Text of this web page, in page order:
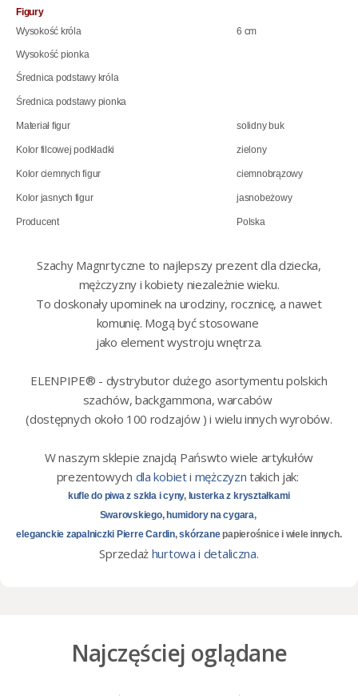
Figury
Wysokość króla
6 cm
Wysokość pionka
Średnica podstawy króla
Średnica podstawy pionka
Materiał figur solidny buk
Kolor filcowej podkładki zielony
Kolor ciemnych figur ciemnobrązowy
Kolor jasnych figur jasnobeżowy
Producent Polska
Szachy Magnrtyczne to najlepszy prezent dla dziecka,
mężczyzny i kobiety niezależnie wieku.
To doskonały upominek na urodziny, rocznicę, a nawet
komunię. Mogą być stosowane
jako element wystroju wnętrza.
ELENPIPE® - dystrybutor dużego asortymentu polskich
szachów, backgammona, warcabów
(dostępnych około 100 rodzajów ) i wielu innych wyrobów.
W naszym sklepie znajdą Pańswto wiele artykułów
prezentowych dla kobieti mężczyzn takich jak:
kufle do piwa z szkła i cyny, lusterka z kryształkami
Swarovskiego, humidory na cygara,
eleganckie zapalniczki Pierre Cardin,skórzanepapierośnice i wiele innych.
Sprzedaż hurtowa i detaliczna.
Najczęściej oglądane